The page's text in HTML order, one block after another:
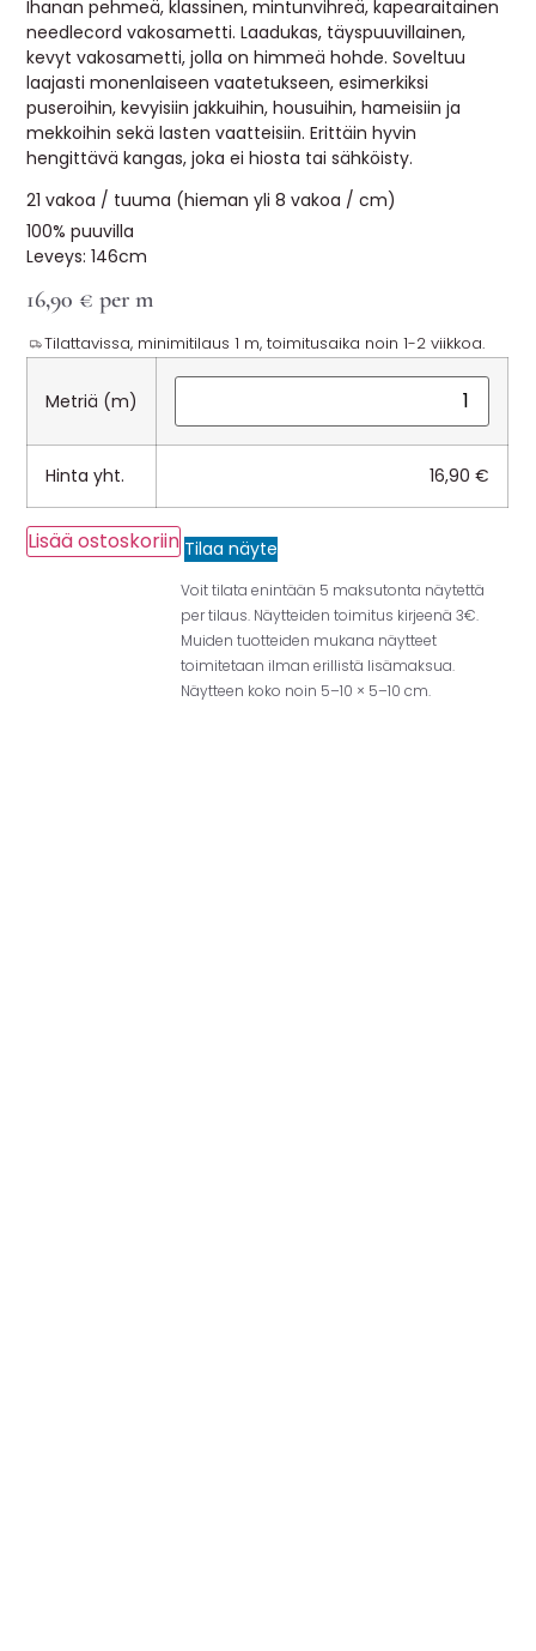
MUUT
🔖 OUTLET
OHJEITA
USEIN KYSYTTYÄ
Ihanan pehmeä, klassinen, mintunvihreä, kapearaitainen
needlecord vakosametti. Laadukas, täyspuuvillainen,
kevyt vakosametti, jolla on himmeä hohde. Soveltuu
laajasti monenlaiseen vaatetukseen, esimerkiksi
puseroihin, kevyisiin jakkuihin, housuihin, hameisiin ja
mekkoihin sekä lasten vaatteisiin. Erittäin hyvin
hengittävä kangas, joka ei hiosta tai sähköisty.
21 vakoa / tuuma (hieman yli 8 vakoa / cm)
100% puuvilla
Leveys: 146cm
16,90 € per m
Tilattavissa, minimitilaus 1 m, toimitusaika noin 1-2 viikkoa.
Metriä (m)
Hinta yht. 16,90€
Lisää ostoskoriin Tilaa näyte
Voit tilata enintään 5 maksutonta näytettä
per tilaus. Näytteiden toimitus kirjeenä 3€.
Muiden tuotteiden mukana näytteet
toimitetaan ilman erillistä lisämaksua.
Näytteen koko noin 5–10 × 5–10 cm.